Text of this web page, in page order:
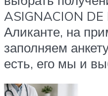
ASIGNACION DE
Аликанте, на
заполняем
есть, его мы и